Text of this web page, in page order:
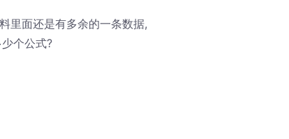
里面还是有多余的一条数据,
个公式?